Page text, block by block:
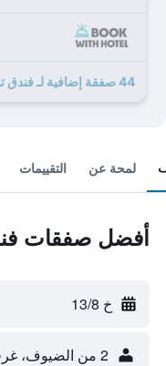
44 صفقة إضافية لـ فندق تشارلز مارك
لمحة عن التقييمات
أفضل صفقات
خ 13/8
2 من الضيوف، غرفة واحدة